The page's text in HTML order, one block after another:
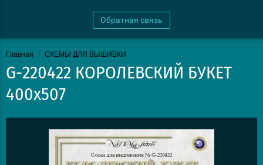
Обратная связь
Главная / СХЕМЫ ДЛЯ ВЫШИВКИ
G-220422 КОРОЛЕВСКИЙ БУКЕТ
400х507